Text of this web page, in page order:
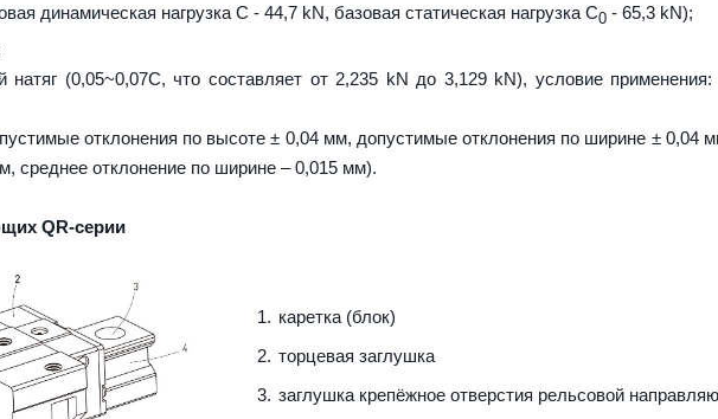
динамическая нагрузка C - 44,7 kN, базовая статическая нагрузка С0 - 65,3 kN);
натяг (0,05~0,07C, что составляет от 2,235 kN до 3,129 kN), условие применения:
отклонения по высоте ± 0,04 мм, допустимые отклонения по ширине ± 0,04
среднее отклонение по ширине – 0,015 мм).
QR-серии
каретка (блок)
торцевая заглушка
заглушка крепёжное отверстия рельсовой